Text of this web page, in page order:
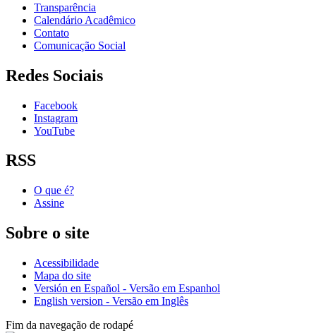
Transparência
Calendário Acadêmico
Contato
Comunicação Social
Redes Sociais
Facebook
Instagram
YouTube
RSS
O que é?
Assine
Sobre o site
Acessibilidade
Mapa do site
Versión en Español - Versão em Espanhol
English version - Versão em Inglês
Fim da navegação de rodapé